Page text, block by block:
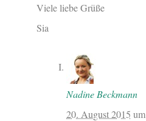
Viele liebe Grüße
Sia
Nadine Beckmann
20. August 2015 um